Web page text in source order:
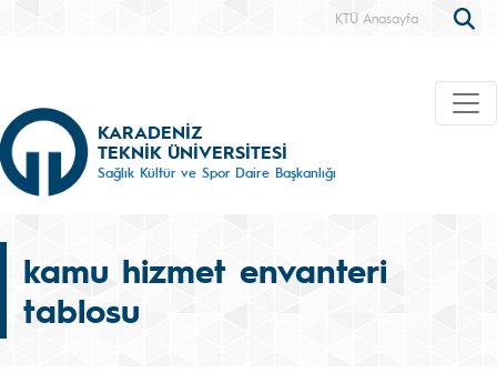
KTÜ Anasayfa
KARADENİZ
TEKNİK ÜNİVERSİTESİ
Sağlık Kültür ve Spor Daire Başkanlığı
kamu hizmet envanteri
tablosu